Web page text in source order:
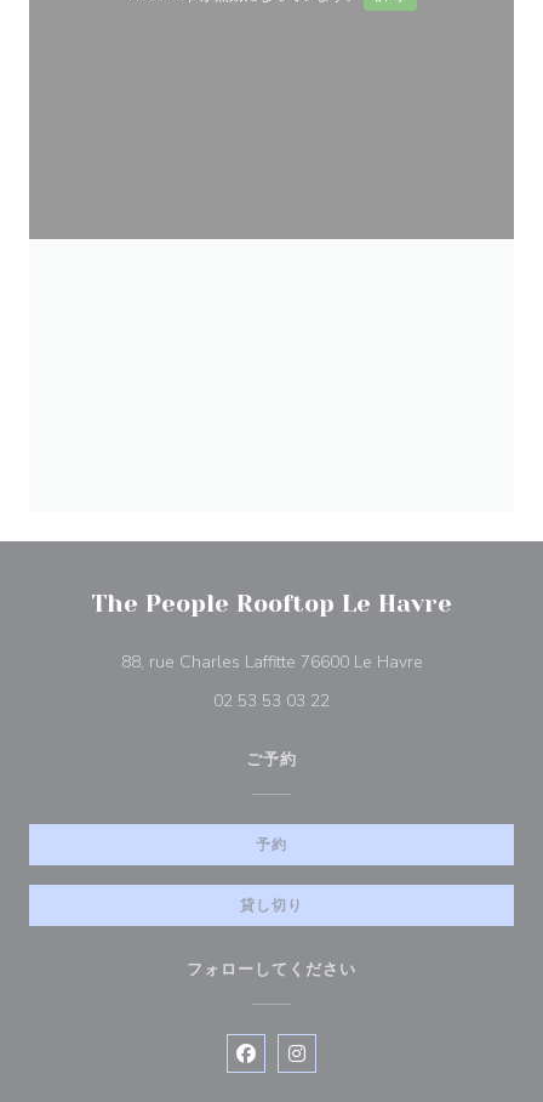
The People Rooftop Le Havre
88, rue Charles Laffitte 76600 Le Havre((新しいウィン
02 53 53 03 22
ご予約
予約
貸し切り
フォローしてください
Facebook ((新しいウィンドウで
Instagram ((新しいウィンド